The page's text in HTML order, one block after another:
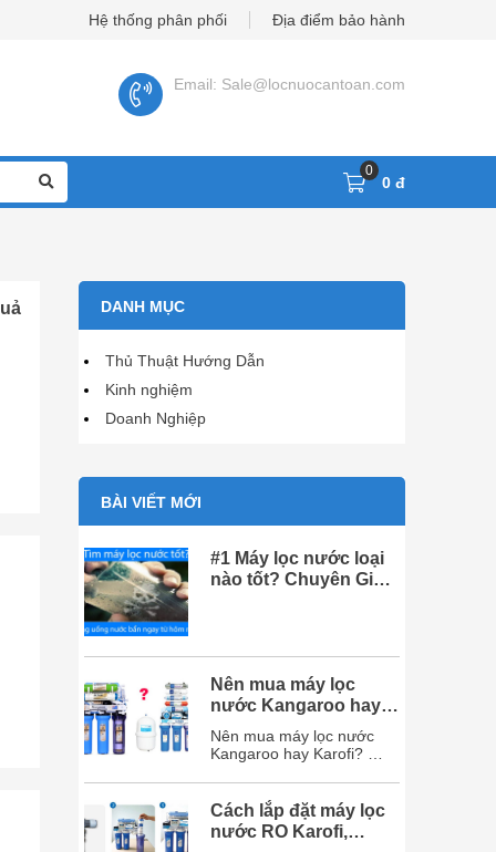
Hệ thống phân phối Địa điểm bảo hành
Email: Sale@locnuocantoan.com
0
0 đ
DANH MỤC
Thủ Thuật Hướng Dẫn
Kinh nghiệm
Doanh Nghiệp
BÀI VIẾT MỚI
#1 Máy lọc nước loại
nào tốt? Chuyên Gia
Nên mua máy lọc
nước Kangaroo hay
Karofi? So sánh chi
tiết
Nên mua máy lọc nước
Kangaroo hay Karofi?
thắc mắc của bạn và chắc
chắn sau bài viết này, bạn
sẽ chọn được hãng máy
lọc nước phù hợp với
Cách lắp đặt máy lọc
nước RO Karofi,